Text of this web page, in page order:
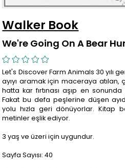
Walker Book
We're Going On A Bear
Let's Discover Farm Animals 30 yılı
ayıyı aramak için maceraya atılan,
hatta kar fırtınası aşıp en
Fakat bu defa peşlerine düşen
yolu hızla geri dönüyorlar. Kitap
metinler eşlik ediyor.
3 yaş ve üzeri için uygundur.
Sayfa Sayısı: 40